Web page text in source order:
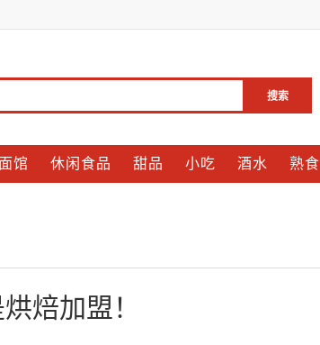
搜索
面馆 休闲食品 甜品 小吃 酒水 熟食
焙加盟！